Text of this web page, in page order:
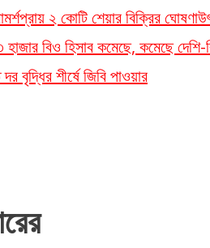
প্রায় ২ কোটি শেয়ার বিক্রির ঘোষণা
বিও হিসাব কমেছে, কমেছে দেশি-
বৃদ্ধির শীর্ষে জিবি পাওয়ার